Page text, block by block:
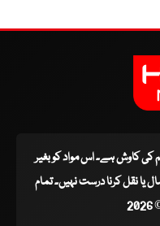
ٹیم کی کاوش ہے۔ اس مواد کو بغیر
نقل کرنا درست نہیں۔ تمام